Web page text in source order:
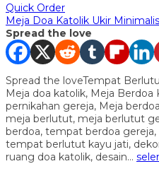
Quick Order
Meja Doa Katolik Ukir Minimalis
Spread the love
Spread the loveTempat
Meja doa katolik, Meja
pernikahan gereja, Meja
meja berlutut, meja berlutut
berdoa, tempat berdoa
tempat berlutut kayu jati,
ruang doa katolik, desain…